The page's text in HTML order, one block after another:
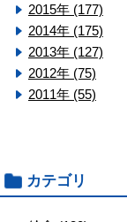
2015年 (177)
2014年 (175)
2013年 (127)
2012年 (75)
2011年 (55)
カテゴリ